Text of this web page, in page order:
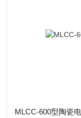
MLCC-600型陶瓷